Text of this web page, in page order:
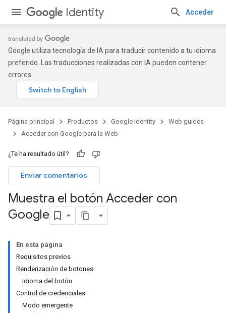
Identity Acceder
Google utiliza tecnología de IA para traducir contenido a tu idioma
preferido. Las traducciones realizadas con IA pueden contener
errores.
Página principal Productos Google Identity
Web guides
Acceder con Google para la Web
¿Te ha resultado útil?
Enviar comentarios
Muestra el botón Acceder con
Google
En esta página
Requisitos previos
Renderización de botones
Idioma del botón
Control de credenciales
Modo emergente